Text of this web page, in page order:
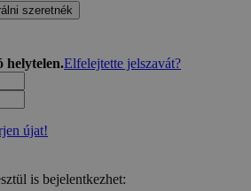
szeretnék
helytelen.Elfelejtette jelszavát?
újat!
is bejelentkezhet: